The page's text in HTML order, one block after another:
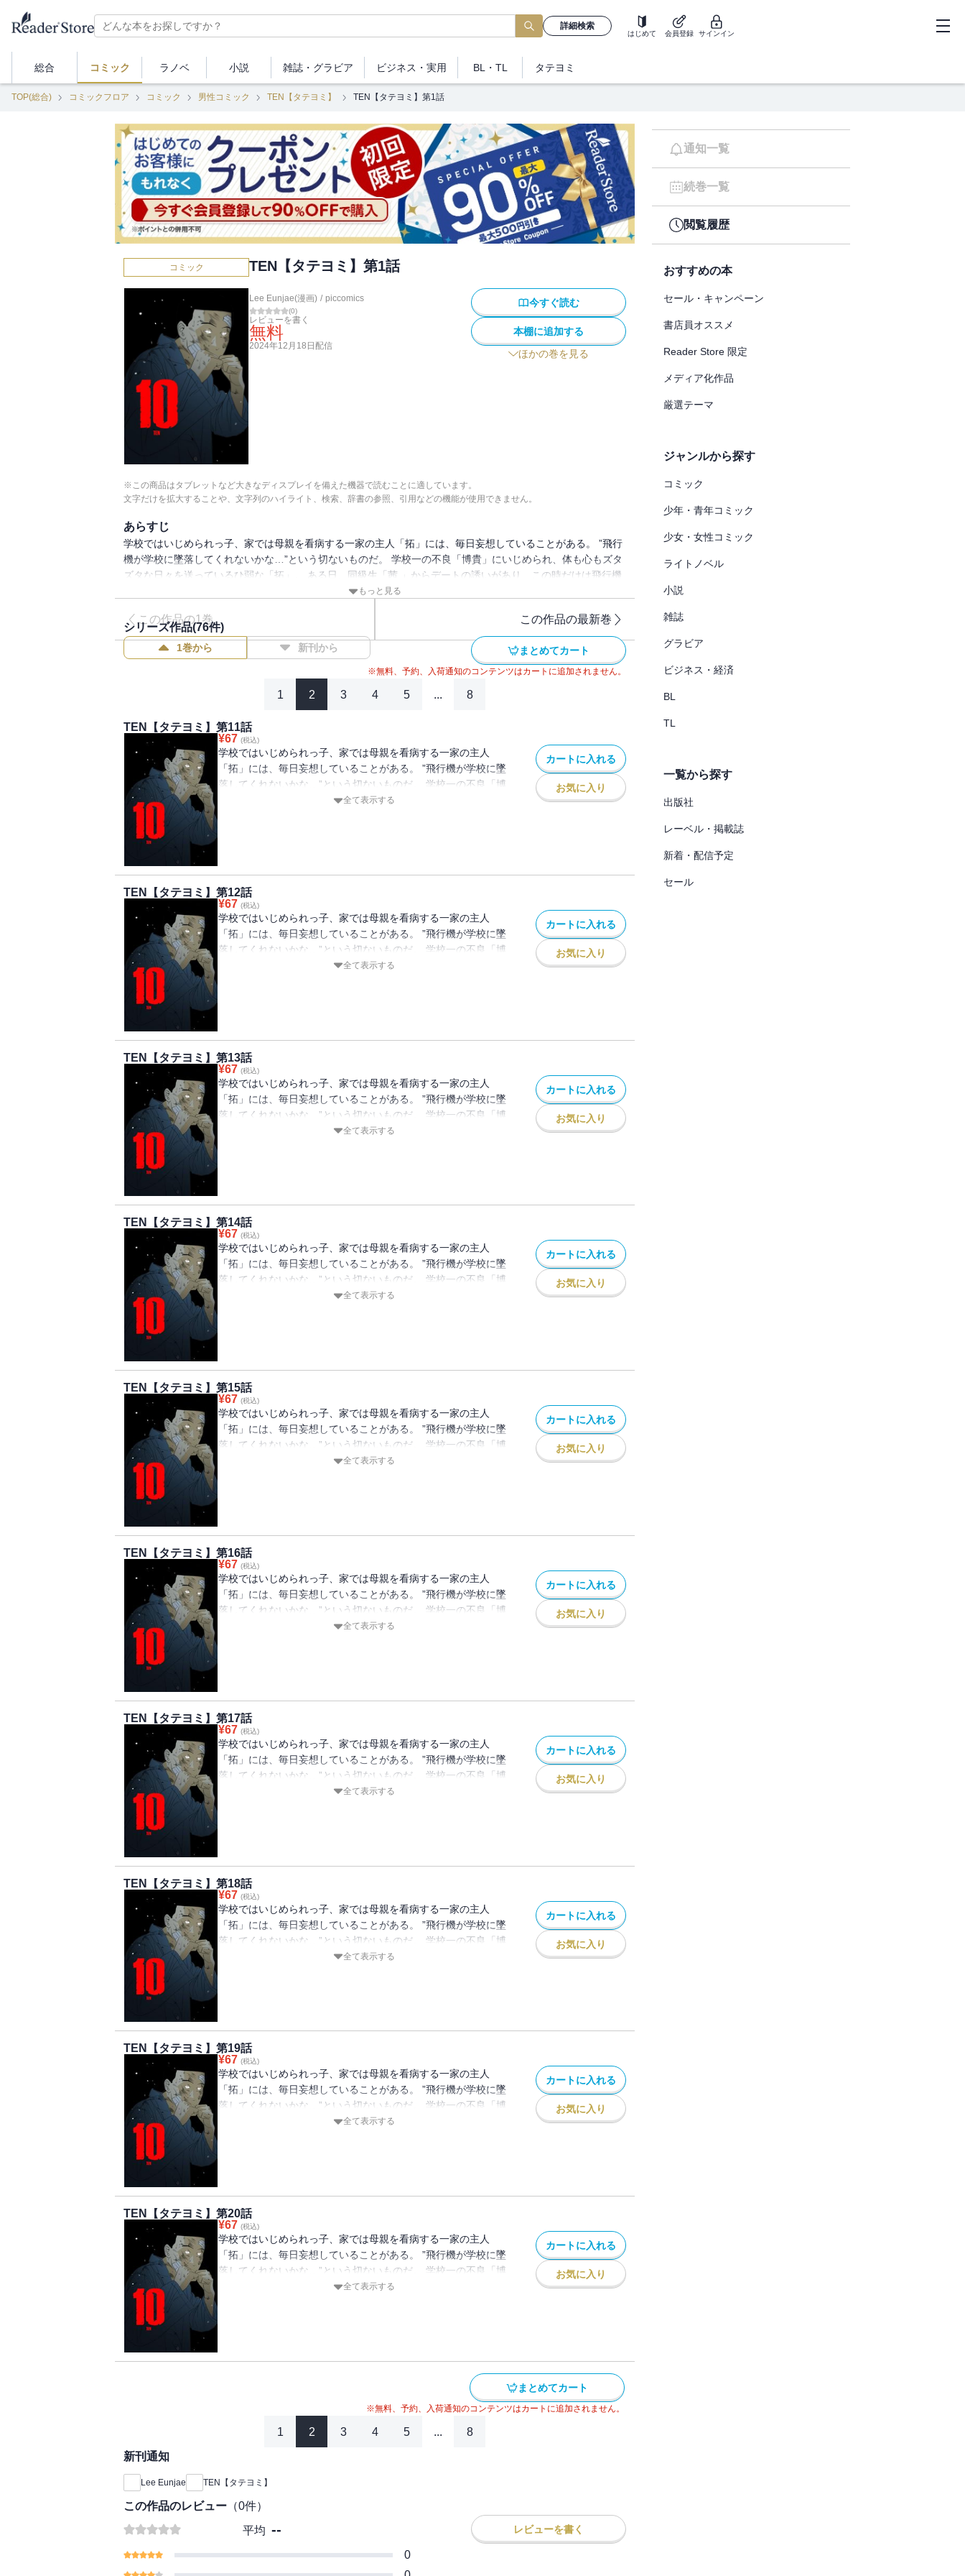
詳細検索
はじめて 会員登録 サインイン
総合 コミック ラノベ 小説 雑誌・ グラビア ビジネス ・実用 BL・TL タテヨミ
TOP(総合) コミックフロア コミック 男性コミック TEN【タテヨミ】 TEN【タテヨミ】第1話
コミック TEN【タテヨミ】第1話
Lee Eunjae(漫画) / piccomics
(0)
レビューを書く
無料
2024年12月18日 配信
今すぐ読む
本棚に追加する
ほかの巻を見る
※この商品はタブレットなど大きなディスプレイを備えた機器で読むことに適しています。
文字だけを拡大することや、文字列のハイライト、検索、辞書の参照、引用などの機能が使用できません。
あらすじ
学校ではいじめられっ子、家では母親を看病する一家の主人「拓」には、毎日妄想していることがある。 ”飛行
機が学校に墜落してくれないかな…”という切ないものだ。 学校一の不良「博貴」にいじめられ、体も心もズタ
ズタな日々を送っているひ弱な「拓」。 ある日、同級生「茜 」からデートの誘いがあり、この時だけは飛行機
が墜落しないよう願った「拓」だが、デートがきっかけで起こった「博貴」とのトラブルで強制転校させられる
ら脱出できる方法、喧嘩で10強に入れ！！と告げられるが…
もっと見る
この作品の1巻 この作品の最新巻
シリーズ作品(76件)
1巻から 新刊から まとめてカート
※無料、予約、入荷通知のコンテンツはカートに追加されません。
1 2 3 4 5 ... 8
TEN【タテヨミ】第11話
¥67 (税込)
学校ではいじめられっ子、家では母親を看病する一家の主人
「拓」には、毎日妄想していることがある。 ”飛行機が学校に墜
落してくれないかな…”という切ないものだ。 学校一の不良「博
貴」にいじめられ、体も心もズタズタな日々を送っているひ弱な
さらなる地獄の実体だった。 「拓」は地獄から脱出できる方
法、喧嘩で10強に入れ！！と告げられるが…
全て表示する
カートに入れる
お気に入り
TEN【タテヨミ】第12話
¥67 (税込)
学校ではいじめられっ子、家では母親を看病する一家の主人
「拓」には、毎日妄想していることがある。 ”飛行機が学校に墜
落してくれないかな…”という切ないものだ。 学校一の不良「博
貴」にいじめられ、体も心もズタズタな日々を送っているひ弱な
さらなる地獄の実体だった。 「拓」は地獄から脱出できる方
法、喧嘩で10強に入れ！！と告げられるが…
全て表示する
カートに入れる
お気に入り
TEN【タテヨミ】第13話
¥67 (税込)
学校ではいじめられっ子、家では母親を看病する一家の主人
「拓」には、毎日妄想していることがある。 ”飛行機が学校に墜
落してくれないかな…”という切ないものだ。 学校一の不良「博
貴」にいじめられ、体も心もズタズタな日々を送っているひ弱な
法、喧嘩で10強に入れ！！と告げられるが…
全て表示する
カートに入れる
お気に入り
TEN【タテヨミ】第14話
¥67 (税込)
学校ではいじめられっ子、家では母親を看病する一家の主人
「拓」には、毎日妄想していることがある。 ”飛行機が学校に墜
落してくれないかな…”という切ないものだ。 学校一の不良「博
貴」にいじめられ、体も心もズタズタな日々を送っているひ弱な
さらなる地獄の実体だった。 「拓」は地獄から脱出できる方
法、喧嘩で10強に入れ！！と告げられるが…
全て表示する
カートに入れる
お気に入り
TEN【タテヨミ】第15話
¥67 (税込)
学校ではいじめられっ子、家では母親を看病する一家の主人
「拓」には、毎日妄想していることがある。 ”飛行機が学校に墜
落してくれないかな…”という切ないものだ。 学校一の不良「博
貴」にいじめられ、体も心もズタズタな日々を送っているひ弱な
さらなる地獄の実体だった。 「拓」は地獄から脱出できる方
法、喧嘩で10強に入れ！！と告げられるが…
全て表示する
カートに入れる
お気に入り
TEN【タテヨミ】第16話
¥67 (税込)
学校ではいじめられっ子、家では母親を看病する一家の主人
「拓」には、毎日妄想していることがある。 ”飛行機が学校に墜
落してくれないかな…”という切ないものだ。 学校一の不良「博
貴」にいじめられ、体も心もズタズタな日々を送っているひ弱な
さらなる地獄の実体だった。 「拓」は地獄から脱出できる方
法、喧嘩で10強に入れ！！と告げられるが…
全て表示する
カートに入れる
お気に入り
TEN【タテヨミ】第17話
¥67 (税込)
学校ではいじめられっ子、家では母親を看病する一家の主人
「拓」には、毎日妄想していることがある。 ”飛行機が学校に墜
落してくれないかな…”という切ないものだ。 学校一の不良「博
貴」にいじめられ、体も心もズタズタな日々を送っているひ弱な
さらなる地獄の実体だった。 「拓」は地獄から脱出できる方
法、喧嘩で10強に入れ！！と告げられるが…
全て表示する
カートに入れる
お気に入り
TEN【タテヨミ】第18話
¥67 (税込)
学校ではいじめられっ子、家では母親を看病する一家の主人
「拓」には、毎日妄想していることがある。 ”飛行機が学校に墜
落してくれないかな…”という切ないものだ。 学校一の不良「博
貴」にいじめられ、体も心もズタズタな日々を送っているひ弱な
法、喧嘩で10強に入れ！！と告げられるが…
全て表示する
カートに入れる
お気に入り
TEN【タテヨミ】第19話
¥67 (税込)
学校ではいじめられっ子、家では母親を看病する一家の主人
「拓」には、毎日妄想していることがある。 ”飛行機が学校に墜
落してくれないかな…”という切ないものだ。 学校一の不良「博
貴」にいじめられ、体も心もズタズタな日々を送っているひ弱な
さらなる地獄の実体だった。 「拓」は地獄から脱出できる方
法、喧嘩で10強に入れ！！と告げられるが…
全て表示する
カートに入れる
お気に入り
TEN【タテヨミ】第20話
¥67 (税込)
学校ではいじめられっ子、家では母親を看病する一家の主人
「拓」には、毎日妄想していることがある。 ”飛行機が学校に墜
落してくれないかな…”という切ないものだ。 学校一の不良「博
貴」にいじめられ、体も心もズタズタな日々を送っているひ弱な
さらなる地獄の実体だった。 「拓」は地獄から脱出できる方
全て表示する
カートに入れる
お気に入り
まとめてカート
※無料、予約、入荷通知のコンテンツはカートに追加されません。
1 2 3 4 5 ... 8
新刊通知
Lee Eunjae TEN【タテヨミ】
この作品のレビュー （0件）
平均 -- レビューを書く
0
通知一覧
続巻一覧
閲覧履歴
おすすめの本
セール・キャンペーン
書店員オススメ
Reader Store 限定
メディア化作品
厳選テーマ
ジャンルから探す
コミック
少年・青年コミック
少女・女性コミック
ライトノベル
小説
雑誌
グラビア
ビジネス・経済
BL
TL
一覧から探す
出版社
レーベル・掲載誌
新着・配信予定
セール